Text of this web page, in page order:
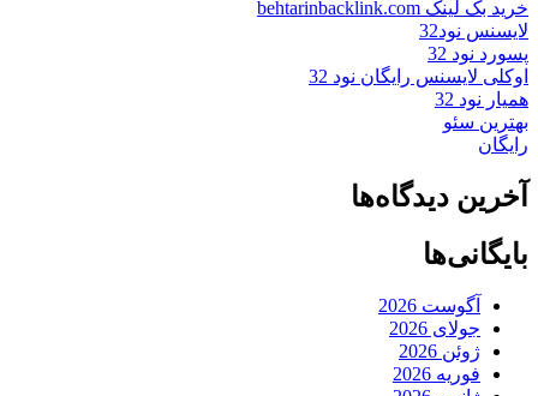
خرید بک لینک behtarinbacklink.com
لایسنس نود32
پسورد نود 32
اوکلی لایسنس رایگان نود 32
همیار نود 32
بهترین سئو
رایگان
آخرین دیدگاه‌ها
بایگانی‌ها
آگوست 2026
جولای 2026
ژوئن 2026
فوریه 2026